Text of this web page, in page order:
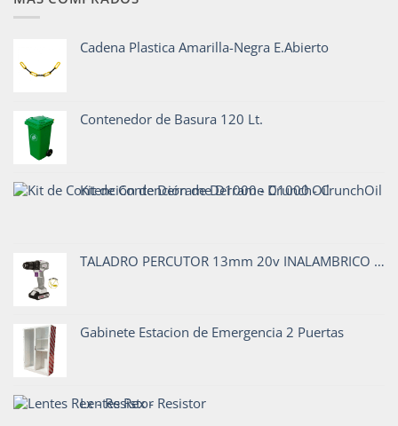
Cadena Plastica Amarilla-Negra E.Abierto
Contenedor de Basura 120 Lt.
Kit de Contención de Derrame D1000 - CrunchOil
TALADRO PERCUTOR 13mm 20v INALAMBRICO TP 913/20 C1
Gabinete Estacion de Emergencia 2 Puertas
Lentes Rex - Resistor